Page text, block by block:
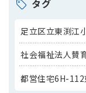
タグ
足立区立東渕江
社会福祉法人賛
都営住宅6H-